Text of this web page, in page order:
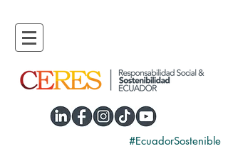
#EcuadorSostenible